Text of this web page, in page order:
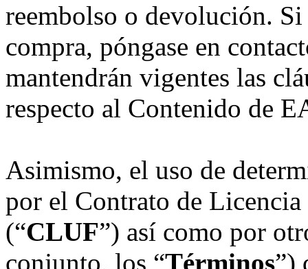
reembolso o devolución. Si
compra, póngase en
mantendrán vigentes las
respecto al Contenido de
Asimismo, el uso de
por el Contrato de
(“CLUF”) así como por
conjunto, los “Términos”)